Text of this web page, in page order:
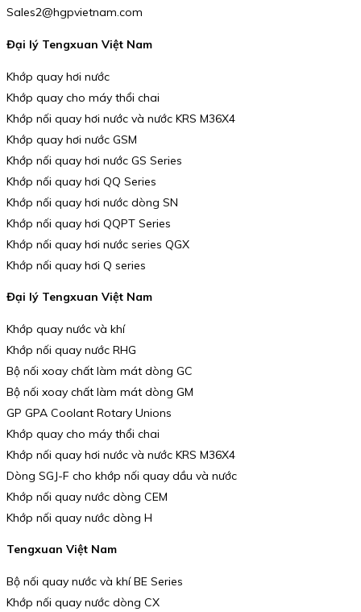
Sales2@hgpvietnam.com
Đại lý Tengxuan Việt Nam
Khớp quay hơi nước
Khớp quay cho máy thổi chai
Khớp nối quay hơi nước và nước KRS M36X4
Khớp quay hơi nước GSM
Khớp nối quay hơi nước GS Series
Khớp nối quay hơi QQ Series
Khớp nối quay hơi nước dòng SN
Khớp nối quay hơi QQPT Series
Khớp nối quay hơi nước series QGX
Khớp nối quay hơi Q series
Đại lý Tengxuan Việt Nam
Khớp quay nước và khí
Khớp nối quay nước RHG
Bộ nối xoay chất làm mát dòng GC
Bộ nối xoay chất làm mát dòng GM
GP GPA Coolant Rotary Unions
Khớp quay cho máy thổi chai
Khớp nối quay hơi nước và nước KRS M36X4
Dòng SGJ-F cho khớp nối quay dầu và nước
Khớp nối quay nước dòng CEM
Khớp nối quay nước dòng H
Tengxuan Việt Nam
Bộ nối quay nước và khí BE Series
Khớp nối quay nước dòng CX